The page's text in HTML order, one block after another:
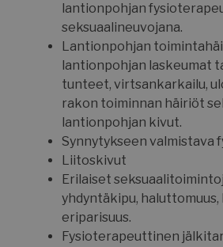
lantionpohjan
seksuaalineuvojana.
Lantionpohjan
lantionpohjan laskeumat
tunteet, virtsankarkailu,
rakon toiminnan häiriöt
lantionpohjan kivut.
Synnytykseen valmistava
Liitoskivut
Erilaiset
yhdyntäkipu, haluttomuus,
eriparisuus.
Fysioterapeuttinen